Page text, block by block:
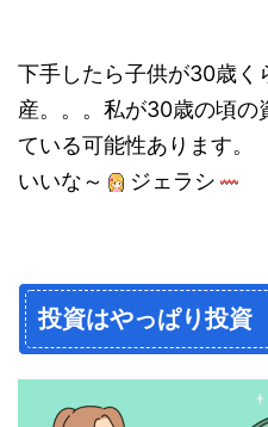
下手したら子供が30歳く
産。。。私が30歳の頃の
ている可能性あります。
いいな～
ジェラシ
投資はやっぱり投資